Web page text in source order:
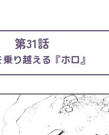
第31話
り越える『ホロ』